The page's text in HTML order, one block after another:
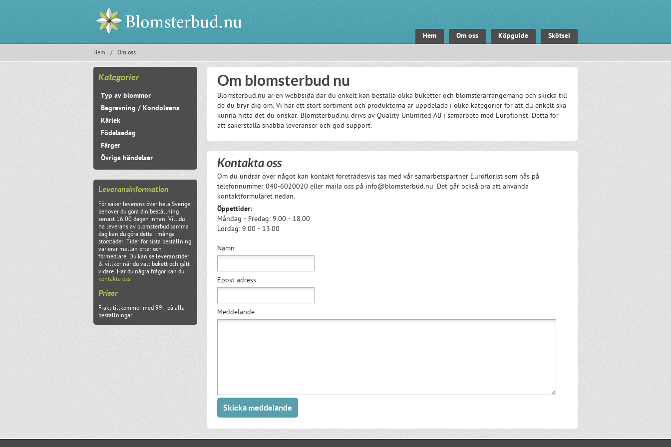
Hem Om oss Köpguide Skötsel
Hem / Om oss
Kategorier
Typ av blommor
Begravning / Kondoleans
Kärlek
Födelsedag
Färger
Övriga händelser
Leveransinformation
För säker leverans över hela Sverige
behöver du göra din beställning
senast 16.00 dagen innan. Vill du
ha leverans av blomsterbud samma
dag kan du göra detta i många
storstäder. Tider för sista beställning
varierar mellan orter och
förmedlare. Du kan se leveranstider
& villkor när du valt bukett och gått
vidare. Har du några frågor kan du
kontakta oss
Priser
Frakt tillkommer med 99:- på alla
beställningar.
Om blomsterbud nu
Blomsterbud.nu är en webbsida där du enkelt kan beställa olika buketter och blomsterarrangemang och skicka till
de du bryr dig om. Vi har ett stort sortiment och produkterna är uppdelade i olika kategorier för att du enkelt ska
kunna hitta det du önskar. Blomsterbud.nu drivs av Quality Unlimited AB i samarbete med Euroflorist. Detta för
att säkerställa snabba leveranser och god support.
Kontakta oss
Om du undrar över något kan kontakt företrädesvis tas med vår samarbetspartner Euroflorist som nås på
telefonnummer 040-6020020 eller maila oss på info@blomsterbud.nu. Det går också bra att använda
kontaktformuläret nedan.
Öppettider:
Måndag - Fredag: 9.00 - 18.00
Lördag: 9.00 - 13.00
Namn
Epost adress
Meddelande